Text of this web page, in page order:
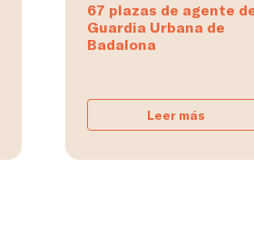
67 plazas de agente
Guardia Urbana de
Badalona
Leer más